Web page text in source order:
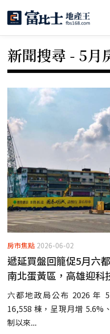
新聞搜尋 - 5月
房市焦點 2026-06-02
遞延買盤回籠促5月六
南北蛋黃區，高雄迎科
六都地政局公布 2026 年
16,558 棟，呈現月增 5.6%
制以來...